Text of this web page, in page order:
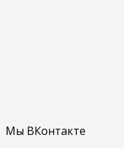
Мы ВКонтакте